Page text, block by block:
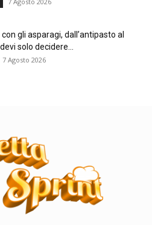
gli asparagi, dall’antipasto al
solo decidere...
7 Agosto 2026